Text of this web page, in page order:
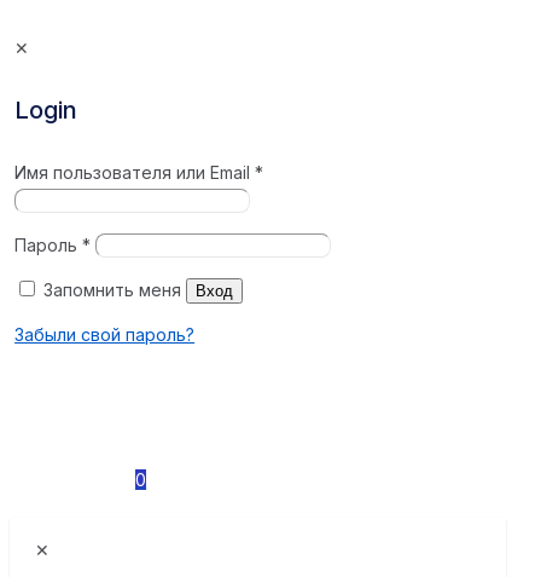
✕
Login
Имя пользователя или Email*
Пароль*
Запомнить меня Вход
Забыли свой пароль?
0
✕